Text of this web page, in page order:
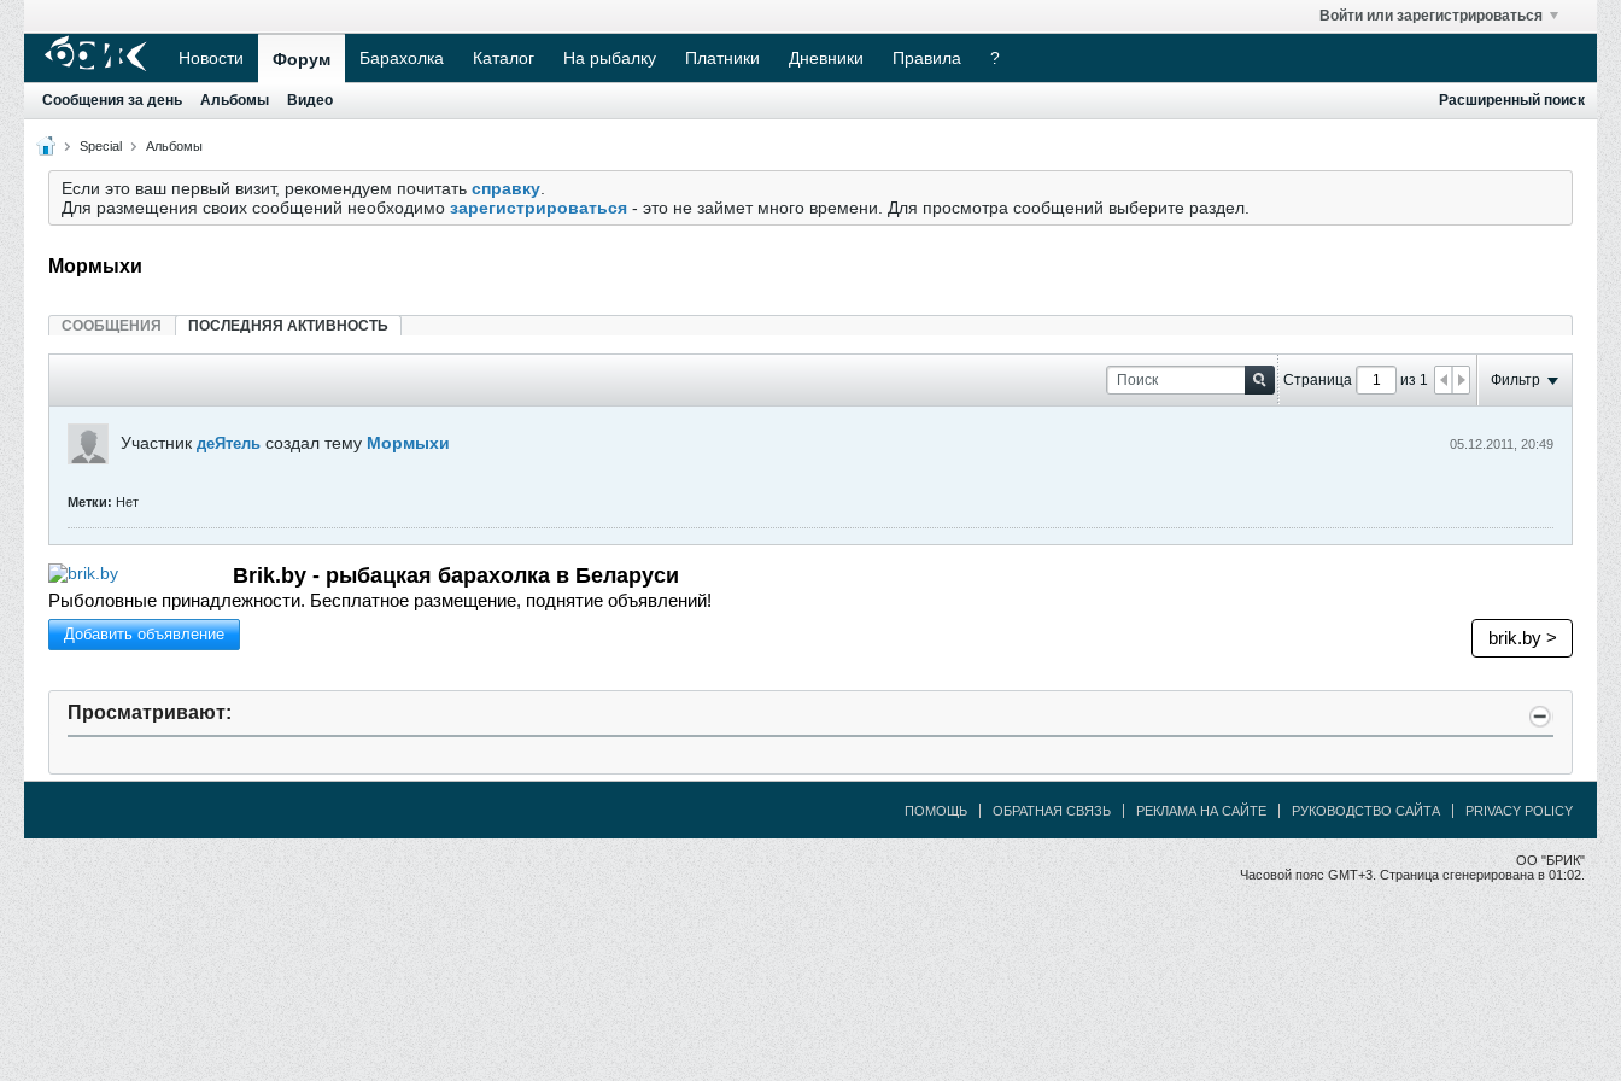
Войти или зарегистрироваться
Новости Форум Барахолка Каталог На рыбалку Платники Дневники Правила ?
Сообщения за день Альбомы Видео Расширенный поиск
Special Альбомы
Если это ваш первый визит, рекомендуем почитать справку
Для размещения своих сообщений необходимо зарегистрироваться - это не займет много времени. Для просмотра сообщений выберите раздел.
Мормыхи
СООБЩЕНИЯ ПОСЛЕДНЯЯ АКТИВНОСТЬ
Страница из 1 Фильтр
Участник деЯтель создал тему Мормыхи 05.12.2011, 20:49
Метки: Нет
Brik.by - рыбацкая барахолка в Беларуси
Рыболовные принадлежности. Бесплатное размещение, поднятие объявлений!
Добавить объявление brik.by >
Просматривают:
ПОМОЩЬ ОБРАТНАЯ СВЯЗЬ РЕКЛАМА НА САЙТЕ РУКОВОДСТВО САЙТА PRIVACY POLICY
ОО "БРИК"
Часовой пояс GMT+3. Страница сгенерирована в 01:02.